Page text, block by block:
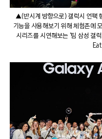
▲(반시계 방향으로) 갤럭시 언팩
기능을 사용해보기 위해 체험존에
시리즈를 시연해보는 ‘팀 삼성 갤